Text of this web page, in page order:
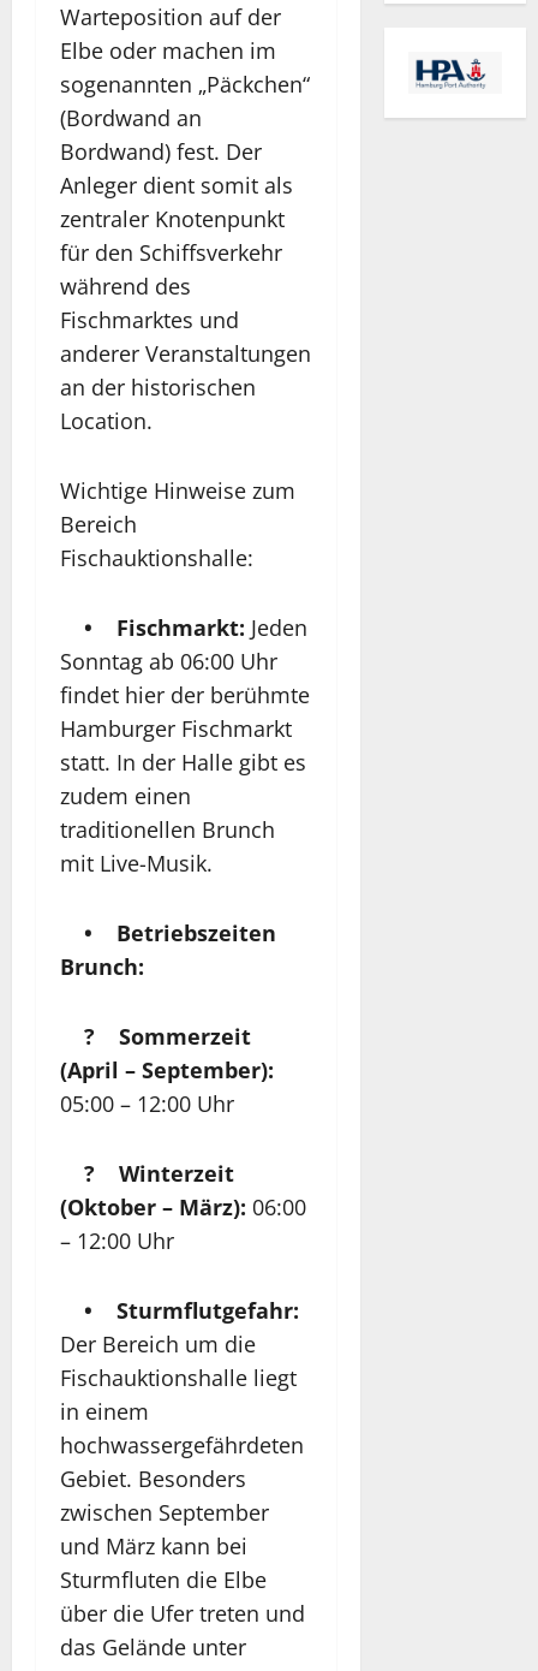
Warteposition auf der
Elbe oder machen im
sogenannten „Päckchen“
(Bordwand an
Bordwand) fest. Der
Anleger dient somit als
zentraler Knotenpunkt
für den Schiffsverkehr
während des
Fischmarktes und
anderer Veranstaltungen
an der historischen
Location.
Wichtige Hinweise zum
Bereich
Fischauktionshalle:
• Fischmarkt: Jeden
Sonntag ab 06:00 Uhr
findet hier der berühmte
Hamburger Fischmarkt
statt. In der Halle gibt es
zudem einen
traditionellen Brunch
mit Live-Musik.
• Betriebszeiten
Brunch:
? Sommerzeit
(April – September):
05:00 – 12:00 Uhr
? Winterzeit
(Oktober – März): 06:00
– 12:00 Uhr
• Sturmflutgefahr:
Der Bereich um die
Fischauktionshalle liegt
in einem
hochwassergefährdeten
Gebiet. Besonders
zwischen September
und März kann bei
Sturmfluten die Elbe
über die Ufer treten und
das Gelände unter